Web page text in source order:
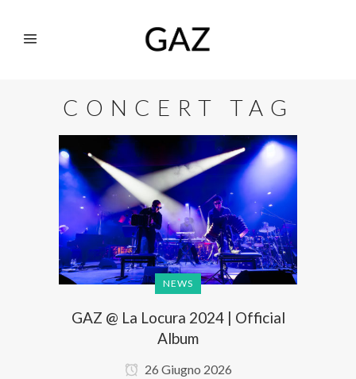
CONCERT TAG
NEWS
GAZ @ La Locura 2024 | Official
Album
26 Giugno 2026